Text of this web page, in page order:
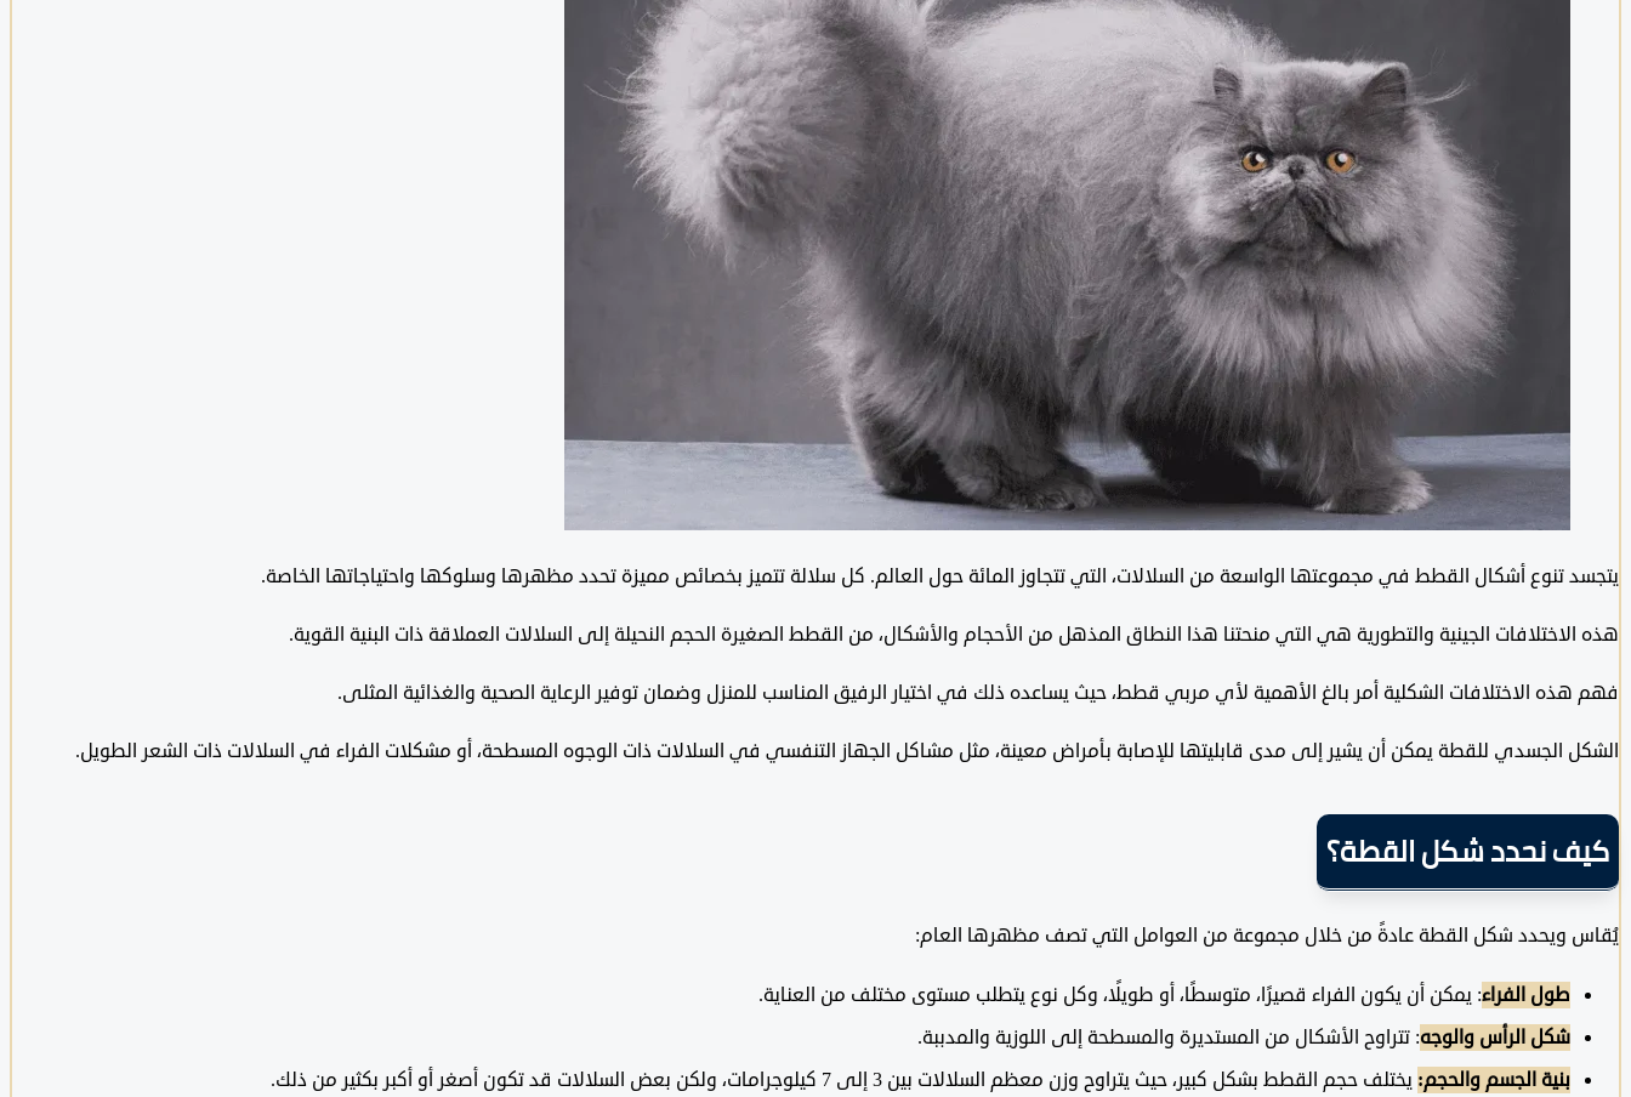
يتجسد تنوع أشكال القطط في مجموعتها الواسعة من السلالات، التي تتجاوز المائة حول العالم. كل سلالة تتميز بخصائص مميزة تحدد مظهرها وسلوكها واحتياجاتها الخاصة.
هذه الاختلافات الجينية والتطورية هي التي منحتنا هذا النطاق المذهل من الأحجام والأشكال، من القطط الصغيرة الحجم النحيلة إلى السلالات العملاقة ذات البنية القوية.
فهم هذه الاختلافات الشكلية أمر بالغ الأهمية لأي مربي قطط، حيث يساعده ذلك في اختيار الرفيق المناسب للمنزل وضمان توفير الرعاية الصحية والغذائية المثلى.
الشكل الجسدي للقطة يمكن أن يشير إلى مدى قابليتها للإصابة بأمراض معينة، مثل مشاكل الجهاز التنفسي في السلالات ذات الوجوه المسطحة، أو مشكلات الفراء في السلالات ذات الشعر الطويل.
كيف نحدد شكل القطة؟
يُقاس ويحدد شكل القطة عادةً من خلال مجموعة من العوامل التي تصف مظهرها العام:
طول الفراء: يمكن أن يكون الفراء قصيرًا، متوسطًا، أو طويلًا، وكل نوع يتطلب مستوى مختلف من العناية.
شكل الرأس والوجه: تتراوح الأشكال من المستديرة والمسطحة إلى اللوزية والمدببة.
بنية الجسم والحجم: يختلف حجم القطط بشكل كبير، حيث يتراوح وزن معظم السلالات بين 3 إلى 7 كيلوجرامات، ولكن بعض السلالات قد تكون أصغر أو أكبر بكثير من ذلك.